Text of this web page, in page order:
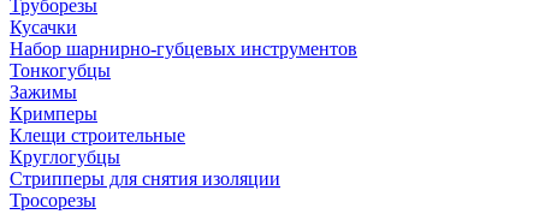
Труборезы
Кусачки
Набор шарнирно-губцевых инструментов
Тонкогубцы
Зажимы
Кримперы
Клещи строительные
Круглогубцы
Стрипперы для снятия изоляции
Тросорезы